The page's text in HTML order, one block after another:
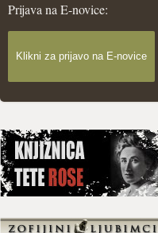
Prijava na E-novice:
Klikni za prijavo na E-novice